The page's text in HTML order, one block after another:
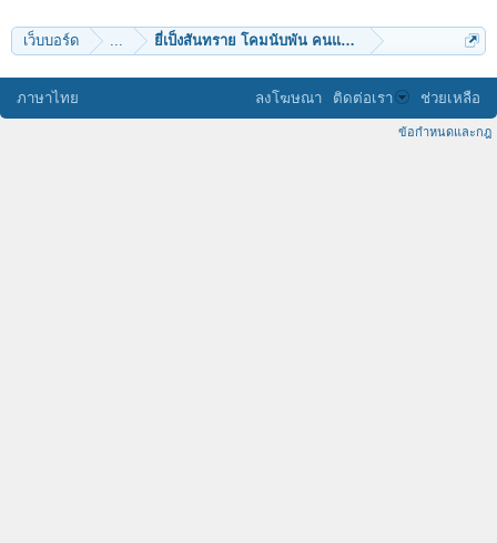
เว็บบอร์ด ... ยี่เป็งสันทราย โคมนับพัน คนแห่ดูแน่นขนัด
ภาษาไทย ลงโฆษณา ติดต่อเรา ช่วยเหลือ
ข้อกำหนดและกฎ